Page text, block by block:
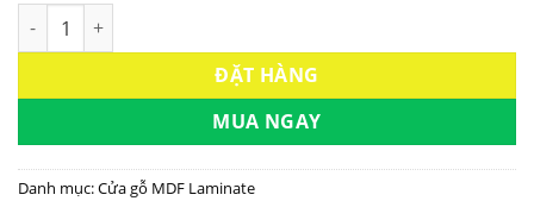
Cửa gỗ công nghiệp MDF phủ laminate KD.lM2N số lượng
ĐẶT HÀNG
MUA NGAY
Danh mục:Cửa gỗ MDF Laminate